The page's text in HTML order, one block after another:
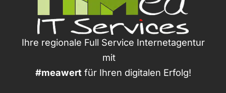
Ihre regionale Full Service Internetagentur
mit
#meawert für Ihren digitalen Erfolg!